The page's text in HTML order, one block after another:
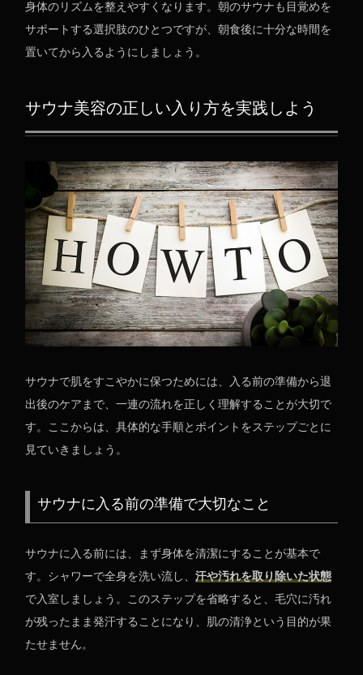
身体のリズムを整えやすくなります。朝のサウナも目覚めを
サポートする選択肢のひとつですが、朝食後に十分な時間を
置いてから入るようにしましょう。
サウナ美容の正しい入り方を実践しよう
サウナで肌をすこやかに保つためには、入る前の準備から退
出後のケアまで、一連の流れを正しく理解することが大切で
す。ここからは、具体的な手順とポイントをステップごとに
見ていきましょう。
サウナに入る前の準備で大切なこと
サウナに入る前には、まず身体を清潔にすることが基本で
す。シャワーで全身を洗い流し、汗や汚れを取り除いた状態
で入室しましょう。このステップを省略すると、毛穴に汚れ
が残ったまま発汗することになり、肌の清浄という目的が果
たせません。